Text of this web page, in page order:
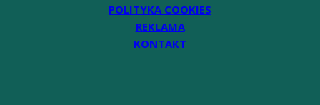
POLITYKA COOKIES
REKLAMA
KONTAKT